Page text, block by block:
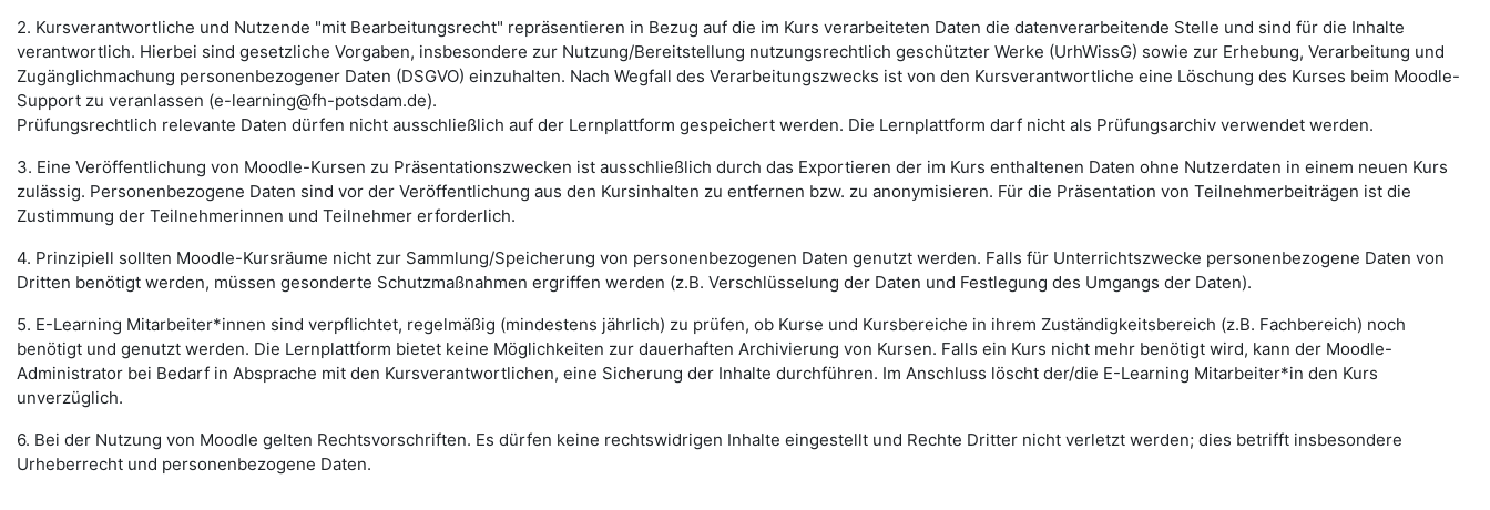
2. Kursverantwortliche und Nutzende "mit Bearbeitungsrecht" repräsentieren in Bezug auf die im Kurs verarbeiteten Daten die datenverarbeitende Stelle und sind für die Inhalte
verantwortlich. Hierbei sind gesetzliche Vorgaben, insbesondere zur Nutzung/Bereitstellung nutzungsrechtlich geschützter Werke (UrhWissG) sowie zur Erhebung, Verarbeitung und
Zugänglichmachung personenbezogener Daten (DSGVO) einzuhalten. Nach Wegfall des Verarbeitungszwecks ist von den Kursverantwortliche eine Löschung des Kurses beim Moodle-
Support zu veranlassen (e-learning@fh-potsdam.de).
Prüfungsrechtlich relevante Daten dürfen nicht ausschließlich auf der Lernplattform gespeichert werden. Die Lernplattform darf nicht als Prüfungsarchiv verwendet werden.
3. Eine Veröffentlichung von Moodle-Kursen zu Präsentationszwecken ist ausschließlich durch das Exportieren der im Kurs enthaltenen Daten ohne Nutzerdaten in einem neuen Kurs
zulässig. Personenbezogene Daten sind vor der Veröffentlichung aus den Kursinhalten zu entfernen bzw. zu anonymisieren. Für die Präsentation von Teilnehmerbeiträgen ist die
Zustimmung der Teilnehmerinnen und Teilnehmer erforderlich.
4. Prinzipiell sollten Moodle-Kursräume nicht zur Sammlung/Speicherung von personenbezogenen Daten genutzt werden. Falls für Unterrichtszwecke personenbezogene Daten von
Dritten benötigt werden, müssen gesonderte Schutzmaßnahmen ergriffen werden (z.B. Verschlüsselung der Daten und Festlegung des Umgangs der Daten).
5. E-Learning Mitarbeiter*innen sind verpflichtet, regelmäßig (mindestens jährlich) zu prüfen, ob Kurse und Kursbereiche in ihrem Zuständigkeitsbereich (z.B. Fachbereich) noch
benötigt und genutzt werden. Die Lernplattform bietet keine Möglichkeiten zur dauerhaften Archivierung von Kursen. Falls ein Kurs nicht mehr benötigt wird, kann der Moodle-
Administrator bei Bedarf in Absprache mit den Kursverantwortlichen, eine Sicherung der Inhalte durchführen. Im Anschluss löscht der/die E-Learning Mitarbeiter*in den Kurs
unverzüglich.
6. Bei der Nutzung von Moodle gelten Rechtsvorschriften. Es dürfen keine rechtswidrigen Inhalte eingestellt und Rechte Dritter nicht verletzt werden; dies betrifft insbesondere
Urheberrecht und personenbezogene Daten.